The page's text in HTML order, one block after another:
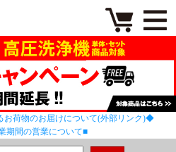
荷物のお届けについて(外部リンク)◆
期間の営業について■